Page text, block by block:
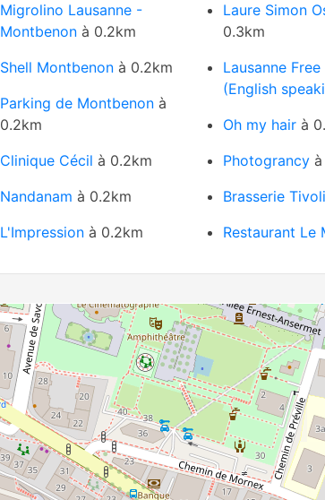
Migrolino Lausanne -
Montbenon à 0.2km
Shell Montbenon à 0.2km
Parking de Montbenon à
0.2km
Clinique Cécil à 0.2km
Nandanam à 0.2km
L'Impression à 0.2km
Laure Simon
0.3km
Lausanne
(English
Oh my hair à
Photograncy
Brasserie Tivoli
Restaurant Le